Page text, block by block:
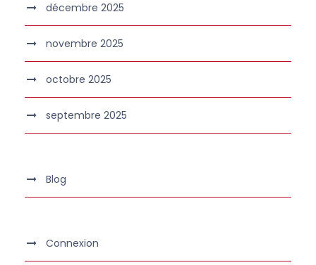
décembre 2025
novembre 2025
octobre 2025
septembre 2025
Blog
Connexion